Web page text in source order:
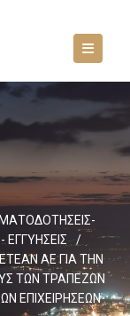
ΕΓΓΥΗΣΕΙΣ
/
ΑΕ ΓΙΑ ΤΗΝ
ΤΩΝ ΤΡΑΠΕΖΩΝ
ΕΠΙΧΕΙΡΗΣΕΩΝ